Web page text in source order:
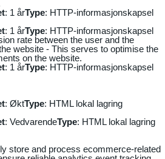
: 1 årType: HTTP-informasjonskapsel
: 1 årType: HTTP-informasjonskapsel
rate between the user and the
website - This serves to optimise the
on the website.
: 1 årType: HTTP-informasjonskapsel
: ØktType: HTML lokal lagring
: VedvarendeType: HTML lokal lagring
store and process ecommerce-related